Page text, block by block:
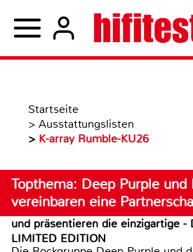
Startseite
> Ausstattungslisten
> K-array Rumble-KU26
Topthema: Deep Purple und
vereinbaren eine
und präsentieren die einzigartige -
LIMITED EDITION